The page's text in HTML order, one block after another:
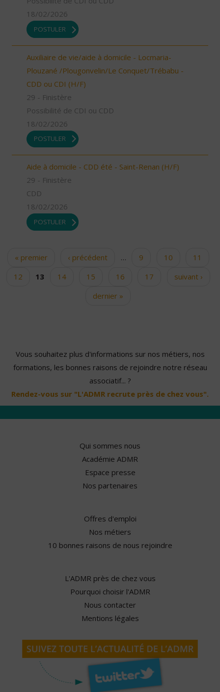
18/02/2026
POSTULER
Auxiliaire de vie/aide à domicile - Locmaria-
Plouzané /Plougonvelin/Le Conquet/Trébabu -
CDD ou CDI (H/F)
29 - Finistère
Possibilité de CDI ou CDD
18/02/2026
POSTULER
Aide à domicile - CDD été - Saint-Renan (H/F)
29 - Finistère
CDD
18/02/2026
POSTULER
Pages
« premier ‹ précédent … 9 10
11
12
13 14 15 16 17
suivant ›
dernier »
Vous souhaitez plus d'informations sur nos métiers, nos
formations, les bonnes raisons de rejoindre notre réseau
associatif... ?
Rendez-vous sur "L'ADMR recrute près de chez vous".
Qui sommes nous
Académie ADMR
Espace presse
Nos partenaires
Offres d'emploi
Nos métiers
10 bonnes raisons de nous rejoindre
L'ADMR près de chez vous
Pourquoi choisir l'ADMR
Nous contacter
Mentions légales